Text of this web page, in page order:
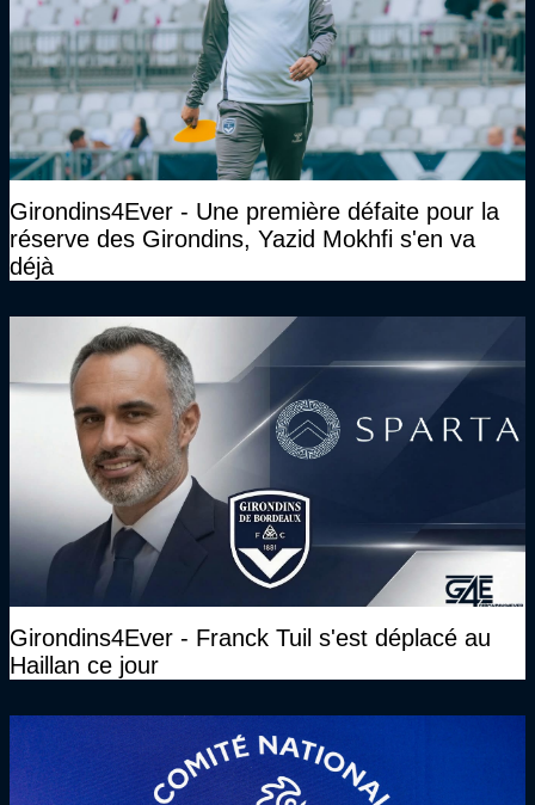
Girondins4Ever - Une première défaite pour la
réserve des Girondins, Yazid Mokhfi s'en va
déjà
Girondins4Ever - Franck Tuil s'est déplacé au
Haillan ce jour